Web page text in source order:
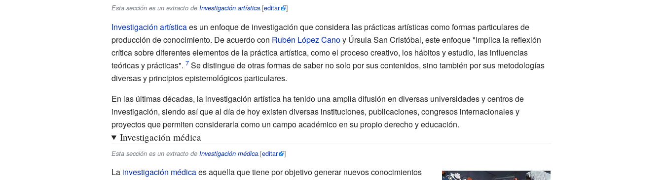
Esta sección es un extracto de Investigación artística.[editar ]
Investigación artísticaes un enfoque de investigación que considera las prácticas artísticas como formas particulares de
producción de conocimiento. De acuerdo con Rubén López Canoy Úrsula San Cristóbal, este enfoque "implica la reflexión
crítica sobre diferentes elementos de la práctica artística, como el proceso creativo, los hábitos y estudio, las influencias
teóricas y prácticas". Se distingue de otras formas de saber no solo por sus contenidos, sino también por sus metodologías
diversas y principios epistemológicos particulares.
En las últimas décadas, la investigación artística ha tenido una amplia difusión en diversas universidades y centros de
investigación, siendo así que al día de hoy existen diversas instituciones, publicaciones, congresos internacionales y
proyectos que permiten considerarla como un campo académico en su propio derecho y educación.
Investigación médica
Esta sección es un extracto de Investigación médica.[editar ]
La investigación médicaes aquella que tiene por objetivo generar nuevos conocimientos